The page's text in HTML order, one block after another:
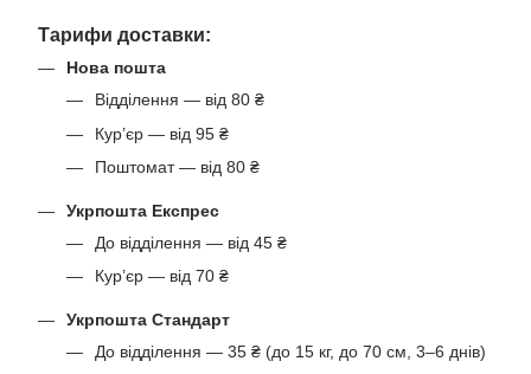
Тарифи доставки:
Нова пошта
Відділення — від 80 ₴
Кур’єр — від 95 ₴
Поштомат — від 80 ₴
Укрпошта Експрес
До відділення — від 45 ₴
Кур’єр — від 70 ₴
Укрпошта Стандарт
До відділення — 35 ₴ (до 15 кг, до 70 см, 3–6 днів)